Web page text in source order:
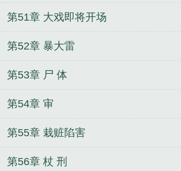
第51章 大戏即将开场
第52章 暴大雷
第53章 尸 体
第54章 审
第55章 栽赃陷害
第56章 杖 刑